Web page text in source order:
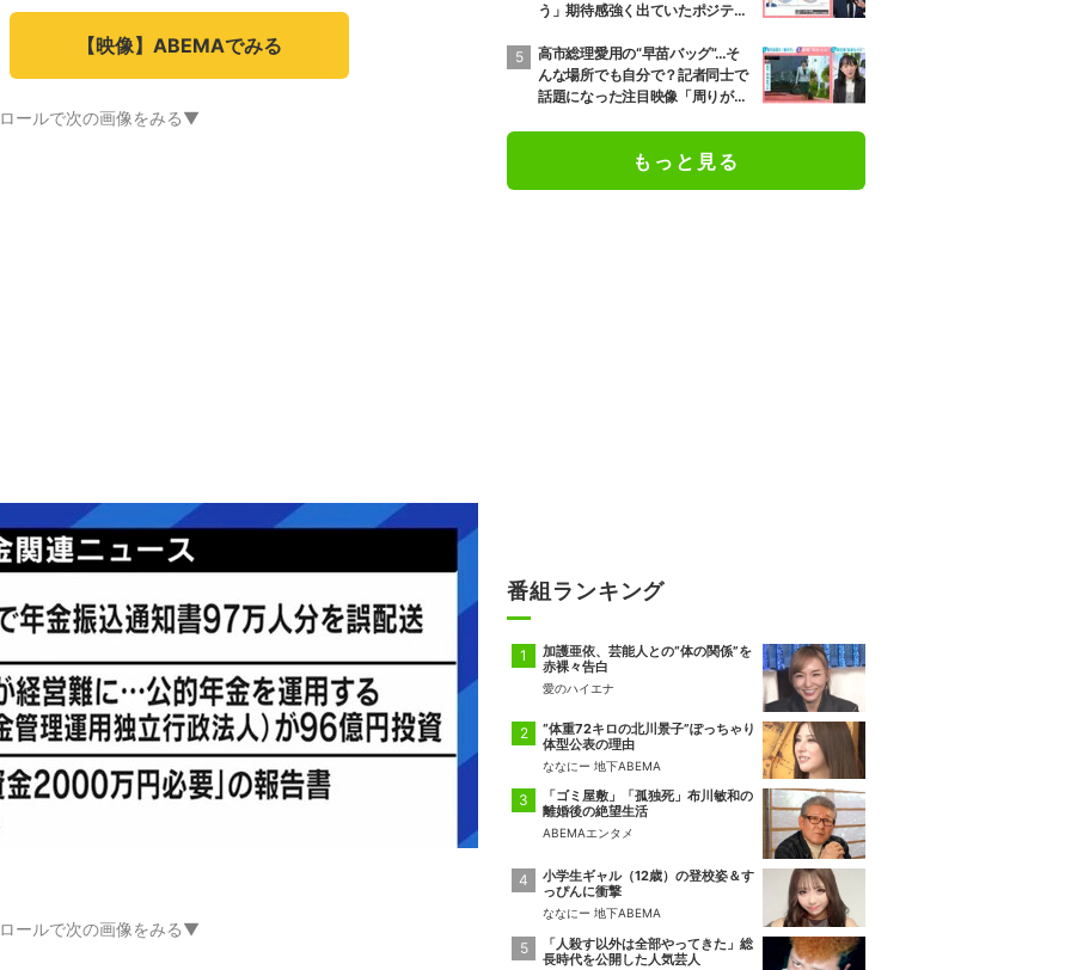
【映像】ABEMAでみる
ールで次の画像をみる▼
ールで次の画像をみる▼
う」期待感強く出ていたポジティ
後の政権運営に及ぼす影響は
高市総理愛用の“早苗バッグ”…そ
んな場所でも自分で？記者同士で
話題になった注目映像「周りが持
もっと見る
番組ランキング
加護亜依、芸能人との“体の関係”を
赤裸々告白
愛のハイエナ
“体重72キロの北川景子”ぽっちゃり
体型公表の理由
ななにー 地下ABEMA
「ゴミ屋敷」「孤独死」布川敏和の
離婚後の絶望生活
ABEMAエンタメ
小学生ギャル（12歳）の登校姿＆す
っぴんに衝撃
ななにー 地下ABEMA
「人殺す以外は全部やってきた」総
長時代を公開した人気芸人